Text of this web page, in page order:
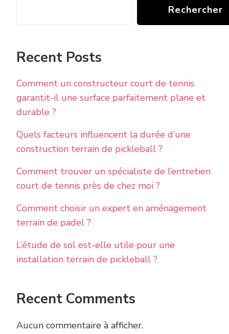
Rechercher
Recent Posts
Comment un constructeur court de tennis
garantit-il une surface parfaitement plane et
durable ?
Quels facteurs influencent la durée d’une
construction terrain de pickleball ?
Comment trouver un spécialiste de l’entretien
court de tennis près de chez moi ?
Comment choisir un expert en aménagement
terrain de padel ?
L’étude de sol est-elle utile pour une
installation terrain de pickleball ?
Recent Comments
Aucun commentaire à afficher.